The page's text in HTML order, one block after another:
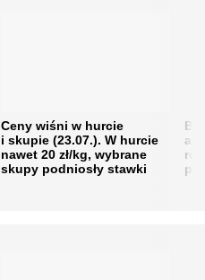
Ceny wiśni w hurcie
i skupie (23.07.). W hurcie
nawet 20 zł/kg, wybrane
skupy podniosły stawki